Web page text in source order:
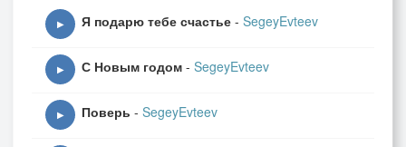
▶ Я подарю тебе счастье - SegeyEvteev
▶ С Новым годом - SegeyEvteev
▶ Поверь - SegeyEvteev